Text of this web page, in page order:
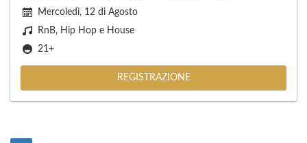
Mercoledì, 12 di Agosto
RnB, Hip Hop e House
21+
REGISTRAZIONE